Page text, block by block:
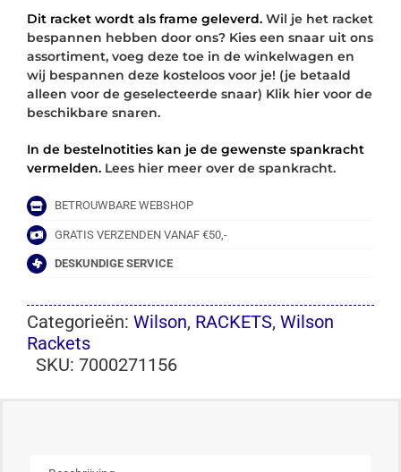
Dit racket wordt als frame geleverd. Wil je het racket
bespannen hebben door ons? Kies een snaar uit ons
assortiment, voeg deze toe in de winkelwagen en
wij bespannen deze kosteloos voor je! (je betaald
alleen voor de geselecteerde snaar) Klik hier voor de
beschikbare snaren.
In de bestelnotities kan je de gewenste spankracht
vermelden. Lees hier meer over de spankracht.
BETROUWBARE WEBSHOP
GRATIS VERZENDEN VANAF €50,-
DESKUNDIGE SERVICE
Categorieën: Wilson, RACKETS, Wilson
Rackets
SKU: 7000271156